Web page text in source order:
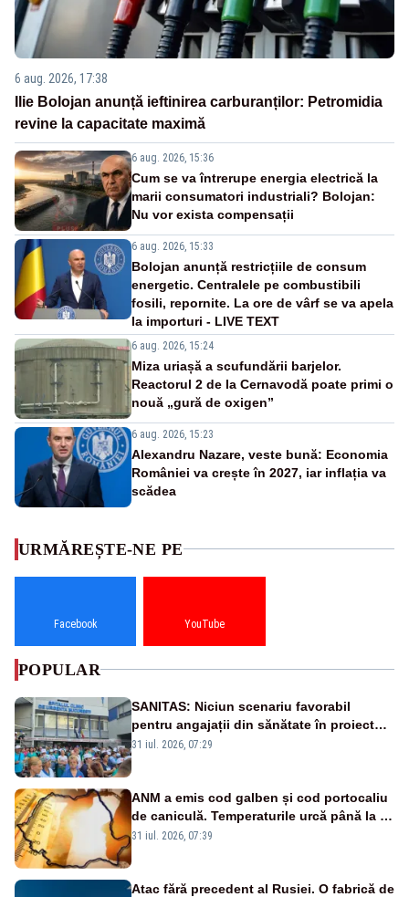
6 aug. 2026, 17:38
Ilie Bolojan anunță ieftinirea carburanților: Petromidia
revine la capacitate maximă
6 aug. 2026, 15:36
Cum se va întrerupe energia electrică la
marii consumatori industriali? Bolojan:
Nu vor exista compensații
6 aug. 2026, 15:33
Bolojan anunță restricțiile de consum
energetic. Centralele pe combustibili
fosili, repornite. La ore de vârf se va apela
la importuri - LIVE TEXT
6 aug. 2026, 15:24
Miza uriașă a scufundării barjelor.
Reactorul 2 de la Cernavodă poate primi o
nouă „gură de oxigen”
6 aug. 2026, 15:23
Alexandru Nazare, veste bună: Economia
României va crește în 2027, iar inflația va
scădea
URMĂREȘTE-NE PE
Facebook YouTube
POPULAR
SANITAS: Niciun scenariu favorabil
pentru angajații din sănătate în proiectul
Legii salarizării
31 iul. 2026, 07:29
ANM a emis cod galben și cod portocaliu
de caniculă. Temperaturile urcă până la 38
de grade, iar nopțile devin tropicale
31 iul. 2026, 07:39
Atac fără precedent al Rusiei. O fabrică de